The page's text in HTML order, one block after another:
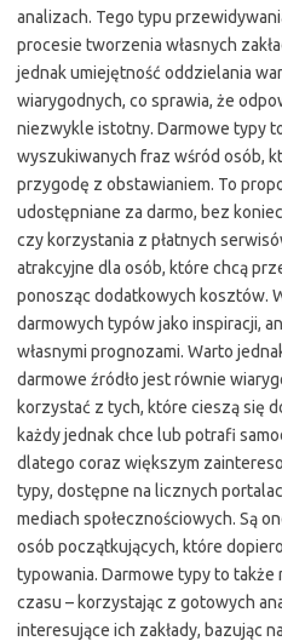
analizach. Tego typu
procesie tworzenia własnych
jednak umiejętność oddzielania
wiarygodnych, co sprawia, że
niezwykle istotny. Darmowe typy
wyszukiwanych fraz wśród osób,
przygodę z obstawianiem. To
udostępniane za darmo, bez
czy korzystania z płatnych
atrakcyjne dla osób, które chcą
ponosząc dodatkowych kosztów.
darmowych typów jako inspiracji,
własnymi prognozami. Warto
darmowe źródło jest równie
korzystać z tych, które cieszą się
każdy jednak chce lub potrafi
dlatego coraz większym
typy, dostępne na licznych
mediach społecznościowych. Są
osób początkujących, które
typowania. Darmowe typy to
czasu – korzystając z gotowych
interesujące ich zakłady, bazując